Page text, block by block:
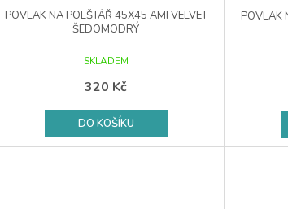
POVLAK NA POLŠTÁŘ 45X45 AMI VELVET
ŠEDOMODRÝ
SKLADEM
320 Kč
DO KOŠÍKU
POVLAK